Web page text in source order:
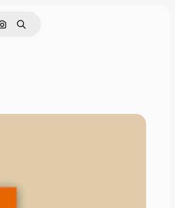
Cerca per immagine
Ricerca